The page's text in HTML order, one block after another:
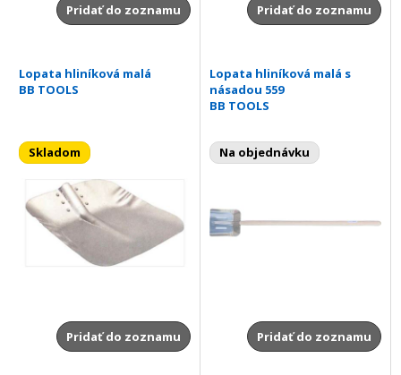
Pridať do zoznamu Pridať do zoznamu
Lopata hliníková malá
BB TOOLS
Skladom
Pridať do zoznamu
Lopata hliníková malá s
násadou 559
BB TOOLS
Na objednávku
Pridať do zoznamu